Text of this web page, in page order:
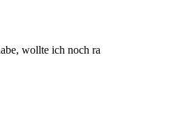
wollte ich noch ra